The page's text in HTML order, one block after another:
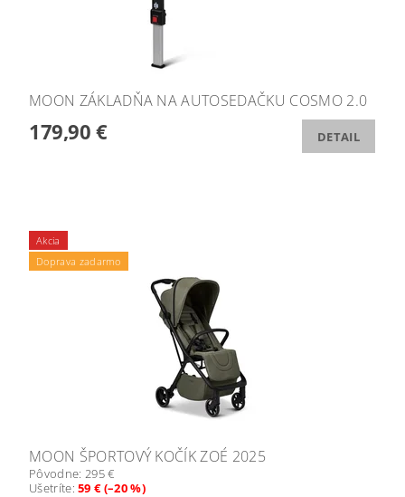
MOON ZÁKLADŇA NA AUTOSEDAČKU COSMO 2.0
179,90 € DETAIL
Akcia
Doprava zadarmo
MOON ŠPORTOVÝ KOČÍK ZOÉ 2025
Pôvodne: 295 €
Ušetríte:59 € (–20 %)